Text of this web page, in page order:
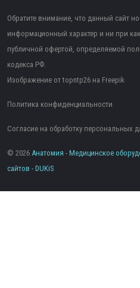
Обратите внимание, что данный сайт
информационный характер и ни при
публичной офертой, определяемой
кодекса РФ.
Изображение от topntp26 на Freepik
Политика конфиденциальности
Согласие на обработку персональных
© 2026 Анатомия - Медицинское
сайтов - DUKiS